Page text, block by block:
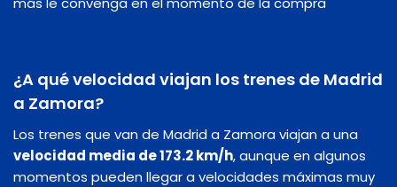
¿A qué velocidad viajan los trenes de Madrid
a Zamora?
Los trenes que van de Madrid a Zamora viajan a una
velocidad media de 173.2 km/h, aunque en algunos
momentos pueden llegar a velocidades máximas muy